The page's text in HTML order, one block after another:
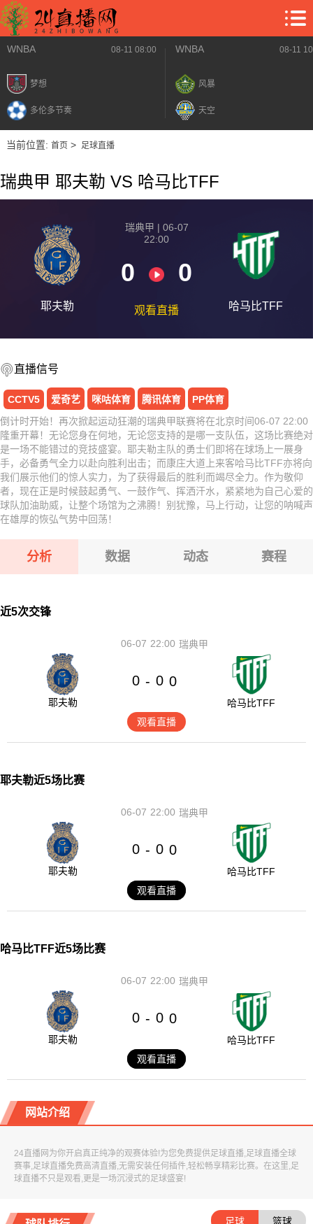
WNBA 08-11 08:00
梦想
多伦多节奏
WNBA 08-11
风暴
天空
当前位置: 首页> 足球直播
瑞典甲 耶夫勒 VS 哈马比TFF
耶夫勒
瑞典甲 | 06-07
22:00
0 0
观看直播 哈马比TFF
直播信号
CCTV5 爱奇艺 咪咕体育 腾讯体育
PP体育
倒计时开始！再次掀起运动狂潮的瑞典甲联赛将在北京时间06-07 22:00
隆重开幕！无论您身在何地，无论您支持的是哪一支队伍，这场比赛绝对
是一场不能错过的竞技盛宴。耶夫勒主队的勇士们即将在球场上一展身
手，必备勇气全力以赴向胜利出击；而康庄大道上来客哈马比TFF亦将向
我们展示他们的惊人实力，为了获得最后的胜利而竭尽全力。作为敬仰
者，现在正是时候鼓起勇气、一鼓作气、挥洒汗水，紧紧地为自己心爱的
球队加油助威，让整个场馆为之沸腾！别犹豫，马上行动，让您的呐喊声
在雄厚的恢弘气势中回荡！
分析 数据 动态 赛程
近5次交锋
22:00
06-07 瑞典甲
耶夫勒
0 - 0 0
哈马比TFF
观看直播
耶夫勒近5场比赛
22:00
06-07 瑞典甲
耶夫勒
0 - 0 0
哈马比TFF
观看直播
哈马比TFF近5场比赛
22:00
06-07 瑞典甲
耶夫勒
0 - 0 0
哈马比TFF
观看直播
网站介绍
24直播网为你开启真正纯净的观赛体验!为您免费提供足球直播,足球直播全球
赛事,足球直播免费高清直播,无需安装任何插件,轻松畅享精彩比赛。在这里,足
球直播不只是观看,更是一场沉浸式的足球盛宴!
足球 篮球